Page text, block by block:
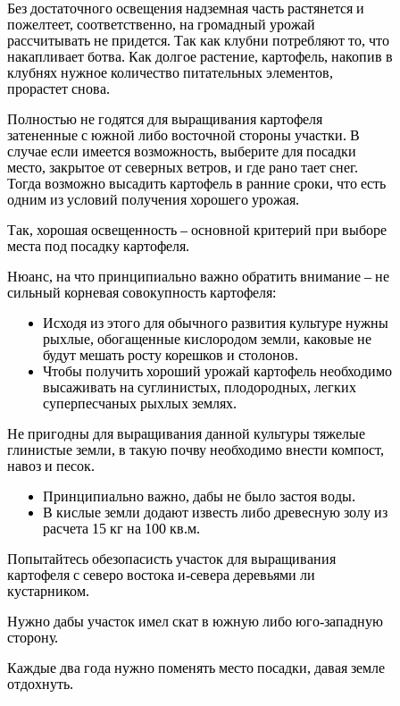
Без достаточного освещения надземная часть растянется и
пожелтеет, соответственно, на громадный урожай
рассчитывать не придется. Так как клубни потребляют то, что
накапливает ботва. Как долгое растение, картофель, накопив в
клубнях нужное количество питательных элементов,
прорастет снова.
Полностью не годятся для выращивания картофеля
затененные с южной либо восточной стороны участки. В
случае если имеется возможность, выберите для посадки
место, закрытое от северных ветров, и где рано тает снег.
Тогда возможно высадить картофель в ранние сроки, что есть
одним из условий получения хорошего урожая.
Так, хорошая освещенность – основной критерий при выборе
места под посадку картофеля.
Нюанс, на что принципиально важно обратить внимание – не
сильный корневая совокупность картофеля:
Исходя из этого для обычного развития культуре нужны
рыхлые, обогащенные кислородом земли, каковые не
будут мешать росту корешков и столонов.
Чтобы получить хороший урожай картофель необходимо
высаживать на суглинистых, плодородных, легких
суперпесчаных рыхлых землях.
Не пригодны для выращивания данной культуры тяжелые
глинистые земли, в такую почву необходимо внести компост,
навоз и песок.
Принципиально важно, дабы не было застоя воды.
В кислые земли додают известь либо древесную золу из
расчета 15 кг на 100 кв.м.
Попытайтесь обезопасисть участок для выращивания
картофеля с северо востока и-севера деревьями ли
кустарником.
Нужно дабы участок имел скат в южную либо юго-западную
сторону.
Каждые два года нужно поменять место посадки, давая земле
отдохнуть.